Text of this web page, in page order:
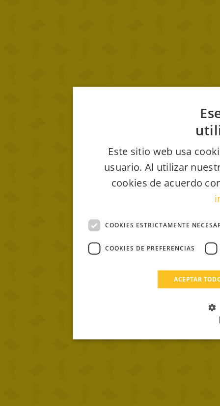
Este sitio web usa
usuario. Al utilizar
cookies de acuerdo
COOKIES ESTRICTAMENTE
COOKIES DE PREFERENCIAS
ACEPTAR